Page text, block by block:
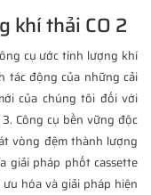
khí thải CO 2
cụ ước tính lượng khí
tác động của những cải
của chúng tôi đối với
Công cụ bền vững độc
vòng đệm thành lượng
giải pháp phốt cassette
hóa và giải pháp hiện